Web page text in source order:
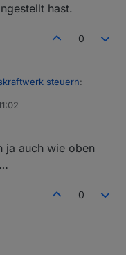
in der Statistik weil ich
anstatt zu laden. Hat
scheinbar hab ich da
:/ Notstromreserve
hast.
0
steuern:
da du deinen
hast.
ja auch wie oben
0